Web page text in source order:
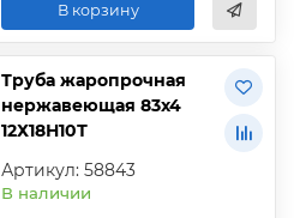
В корзину
Труба жаропрочная
нержавеющая 83х4
12Х18Н10Т
Артикул: 58843
В наличии